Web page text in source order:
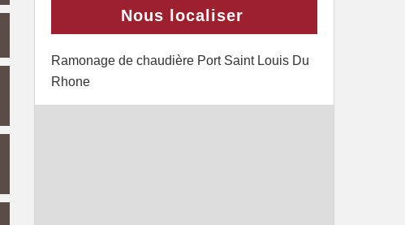
Nous localiser
Ramonage de chaudière Port Saint Louis Du
Rhone